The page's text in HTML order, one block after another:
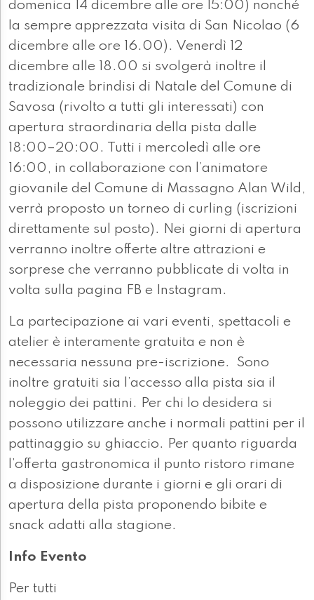
domenica 14 dicembre alle ore 15:00) nonché
la sempre apprezzata visita di San Nicolao (6
dicembre alle ore 16.00). Venerdì 12
dicembre alle 18.00 si svolgerà inoltre il
tradizionale brindisi di Natale del Comune di
Savosa (rivolto a tutti gli interessati) con
apertura straordinaria della pista dalle
18:00–20:00. Tutti i mercoledì alle ore
16:00, in collaborazione con l’animatore
giovanile del Comune di Massagno Alan Wild,
verrà proposto un torneo di curling (iscrizioni
direttamente sul posto). Nei giorni di apertura
verranno inoltre offerte altre attrazioni e
sorprese che verranno pubblicate di volta in
volta sulla pagina FB e Instagram.
La partecipazione ai vari eventi, spettacoli e
atelier è interamente gratuita e non è
necessaria nessuna pre-iscrizione. Sono
inoltre gratuiti sia l’accesso alla pista sia il
noleggio dei pattini. Per chi lo desidera si
possono utilizzare anche i normali pattini per il
pattinaggio su ghiaccio. Per quanto riguarda
l’offerta gastronomica il punto ristoro rimane
a disposizione durante i giorni e gli orari di
apertura della pista proponendo bibite e
snack adatti alla stagione.
Info Evento
Per tutti